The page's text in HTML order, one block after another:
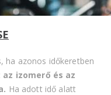
ha azonos időkeretben
az izomerő és az
Ha adott idő alatt